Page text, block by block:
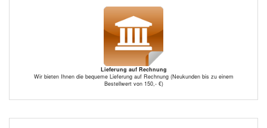
Lieferung auf Rechnung
Wir bieten Ihnen die bequeme Lieferung auf Rechnung (Neukunden bis zu einem
Bestellwert von 150,- €)